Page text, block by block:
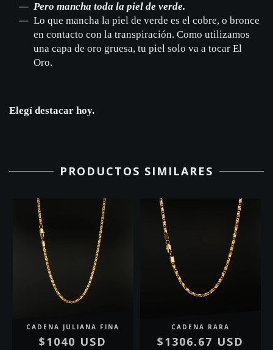
Pero mancha toda la piel de verde.
Lo que mancha la piel de verde es el cobre, o bronce
en contacto con la transpiración. Como utilizamos
una capa de oro gruesa, tu piel solo va a tocar El
Oro.
Elegí destacar hoy.
PRODUCTOS SIMILARES
CADENA JULIANA FINA
$1040 USD
CADENA RARA
$1306.67 USD